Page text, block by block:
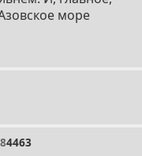
море
4463